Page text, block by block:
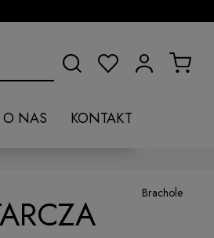
O NAS KONTAKT
Brachole